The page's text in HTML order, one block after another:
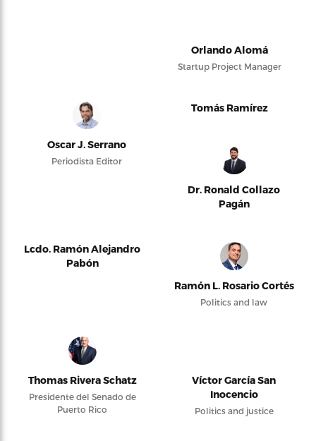
Orlando Alomá
Startup Project Manager
Oscar J. Serrano
Periodista Editor
Tomás Ramírez
Dr. Ronald Collazo
Pagán
Lcdo. Ramón Alejandro
Pabón
Ramón L. Rosario Cortés
Politics and law
Thomas Rivera Schatz
Presidente del Senado de
Puerto Rico
Víctor García San
Inocencio
Politics and justice